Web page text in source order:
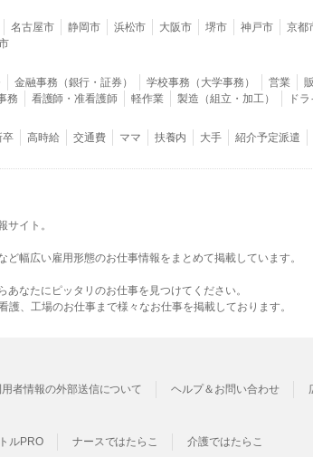
名古屋市 静岡市 浜松市 大阪市 堺市 神戸市 京都
金融事務（銀行・証券） 学校事務（大学事務） 営業
務 看護師・准看護師 軽作業 製造（組立・加工） ド
卒 高時給 交通費 ママ 扶養内 大手 紹介予定派遣
サイト。
幅広い雇用形態のお仕事情報をまとめて掲載しています。
なたにピッタリのお仕事を見つけてください。
、工場のお仕事まで様々なお仕事を掲載しております。
者情報の外部送信について ヘルプ＆お問い合わせ
ルPRO ナースではたらこ 介護ではたらこ